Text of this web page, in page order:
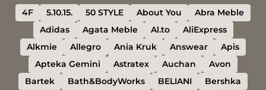
4F 5.10.15. 50 STYLE About You
Abra Meble
Adidas
Agata Meble Al.to
AliExpress
Alkmie
Allegro Ania Kruk Answear
Apis
Apteka Gemini
Astratex Auchan
Avon
Bartek
Bath&BodyWorks BELIANI
Bershka